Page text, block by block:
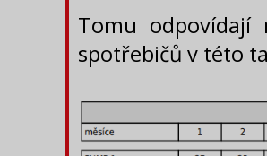
Tomu odpovídají
spotřebičů v této